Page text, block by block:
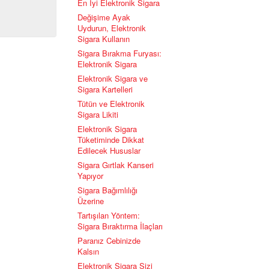
En İyi Elektronik Sigara
Değişime Ayak
Uydurun, Elektronik
Sigara Kullanın
Sigara Bırakma Furyası:
Elektronik Sigara
Elektronik Sigara ve
Sigara Kartelleri
Tütün ve Elektronik
Sigara Likiti
Elektronik Sigara
Tüketiminde Dikkat
Edilecek Hususlar
Sigara Gırtlak Kanseri
Yapıyor
Sigara Bağımlılığı
Üzerine
Tartışılan Yöntem:
Sigara Bıraktırma İlaçları
Paranız Cebinizde
Kalsın
Elektronik Sigara Sizi